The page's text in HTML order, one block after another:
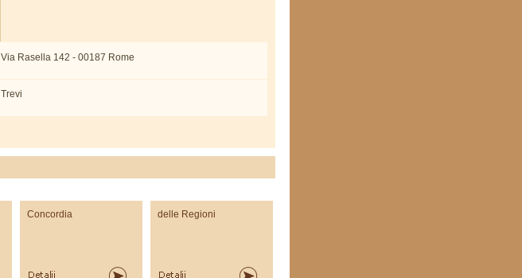
Via Rasella 142 - 00187 Rome
Trevi
Concordia delle Regioni